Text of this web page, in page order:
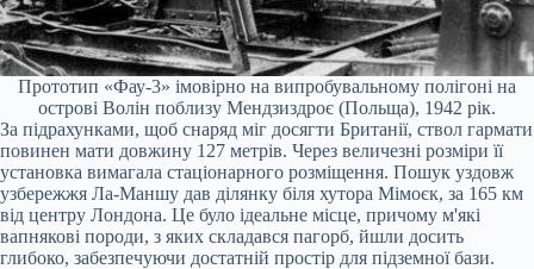
Прототип «Фау-3» імовірно на випробувальному полігоні на
острові Волін поблизу Мендзиздроє (Польща), 1942 рік.
За підрахунками, щоб снаряд міг досягти Британії, ствол гармати
повинен мати довжину 127 метрів. Через величезні розміри її
установка вимагала стаціонарного розміщення. Пошук уздовж
узбережжя Ла-Маншу дав ділянку біля хутора Мімоєк, за 165 км
від центру Лондона. Це було ідеальне місце, причому м'які
вапнякові породи, з яких складався пагорб, йшли досить
глибоко, забезпечуючи достатній простір для підземної бази.